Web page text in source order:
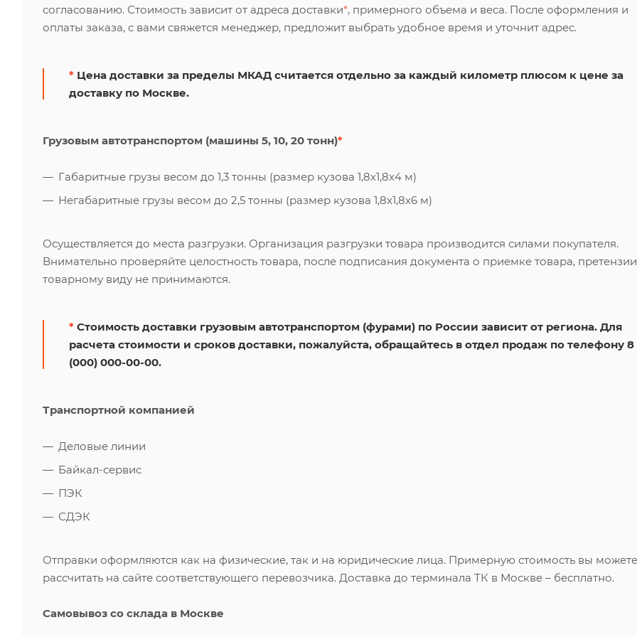
согласованию. Стоимость зависит от адреса доставки*, примерного объема и веса. После оформления и
оплаты заказа, с вами свяжется менеджер, предложит выбрать удобное время и уточнит адрес.
* Цена доставки за пределы МКАД считается отдельно за каждый километр плюсом к цене за
доставку по Москве.
Грузовым автотранспортом (машины 5, 10, 20 тонн)*
Габаритные грузы весом до 1,3 тонны (размер кузова 1,8х1,8х4 м)
Негабаритные грузы весом до 2,5 тонны (размер кузова 1,8х1,8х6 м)
Осуществляется до места разгрузки. Организация разгрузки товара производится силами покупателя.
Внимательно проверяйте целостность товара, после подписания документа о приемке товара,
товарному виду не принимаются.
* Стоимость доставки грузовым автотранспортом (фурами) по России зависит от региона. Для
расчета стоимости и сроков доставки, пожалуйста, обращайтесь в отдел продаж по телефону 8
(000) 000-00-00.
Транспортной компанией
Деловые линии
Байкал-сервис
ПЭК
СДЭК
Отправки оформляются как на физические, так и на юридические лица. Примерную стоимость вы можете
рассчитать на сайте соответствующего перевозчика. Доставка до терминала ТК в Москве – бесплатно.
Самовывоз со склада в Москве